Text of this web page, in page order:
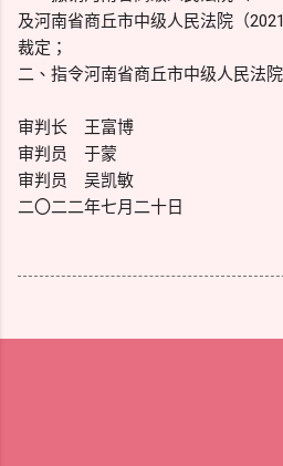
及河南省商丘市中级人民法院（
裁定；
二、指令河南省商丘市中级人民法
审判长 王富博
审判员 于蒙
审判员 吴凯敏
二〇二二年七月二十日